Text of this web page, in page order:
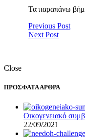
Τα παραπάνω
Previous Post
Next Post
Close
ΠΡΟΣΦΑΤΑ ΑΡΘΡΑ
Οικογενειακό
22/09/2021